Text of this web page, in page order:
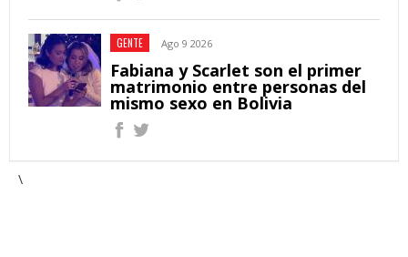
GENTE Ago 9 2026
Fabiana y Scarlet son el primer
matrimonio entre personas del
mismo sexo en Bolivia
\